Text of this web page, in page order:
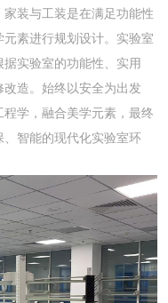
装与工装是在满足功能性
素进行规划设计。实验室
实验室的功能性、实用
造。始终以安全为出发
学，融合美学元素，最终
智能的现代化实验室环